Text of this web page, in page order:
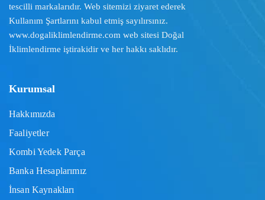
tescilli markalarıdır. Web sitemizi ziyaret ederek
Kullanım Şartlarını kabul etmiş sayılırsınız.
www.dogaliklimlendirme.com web sitesi Doğal
İklimlendirme iştirakidir ve her hakkı saklıdır.
Kurumsal
Hakkımızda
Faaliyetler
Kombi Yedek Parça
Banka Hesaplarımız
İnsan Kaynakları